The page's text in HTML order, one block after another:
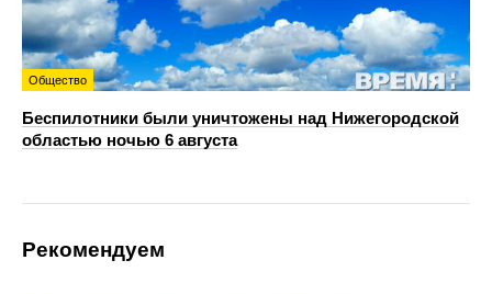
Общество
Беспилотники были уничтожены над Нижегородской
областью ночью 6 августа
Рекомендуем